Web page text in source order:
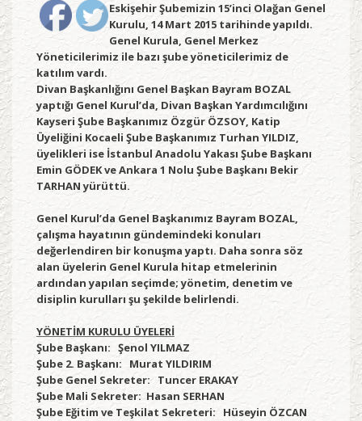
Eskişehir Şubemizin 15’inci Olağan Genel
Kurulu, 14 Mart 2015 tarihinde yapıldı.
Genel Kurula, Genel Merkez
Yöneticilerimiz ile bazı şube yöneticilerimiz de
katılım vardı.
Divan Başkanlığını Genel Başkan Bayram BOZAL
yaptığı Genel Kurul’da, Divan Başkan Yardımcılığını
Kayseri Şube Başkanımız Özgür ÖZSOY, Katip
Üyeliğini Kocaeli Şube Başkanımız Turhan YILDIZ,
üyelikleri ise İstanbul Anadolu Yakası Şube Başkanı
Emin GÖDEK ve Ankara 1 Nolu Şube Başkanı Bekir
TARHAN yürüttü.
Genel Kurul’da Genel Başkanımız Bayram BOZAL,
çalışma hayatının gündemindeki konuları
değerlendiren bir konuşma yaptı. Daha sonra söz
alan üyelerin Genel Kurula hitap etmelerinin
ardından yapılan seçimde; yönetim, denetim ve
disiplin kurulları şu şekilde belirlendi.
YÖNETİM KURULU ÜYELERİ
Şube Başkanı: Şenol YILMAZ
Şube 2. Başkanı: Murat YILDIRIM
Şube Genel Sekreter: Tuncer ERAKAY
Şube Mali Sekreter: Hasan SERHAN
Şube Eğitim ve Teşkilat Sekreteri: Hüseyin ÖZCAN